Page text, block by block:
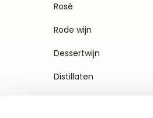
Rosé
Rode wijn
Dessertwijn
Distillaten